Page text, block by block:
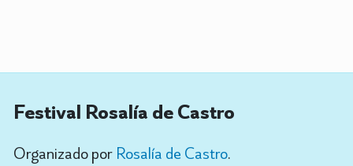
Festival Rosalía de Castro
Organizado por Rosalía de Castro.